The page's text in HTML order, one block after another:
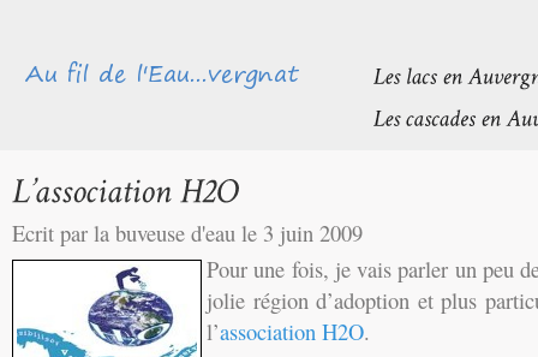
Ecrit par la buveuse d'eau le 3 juin 2009
Pour une fois, je vais parler un peu
jolie région d’adoption et plus
l’association H2O.